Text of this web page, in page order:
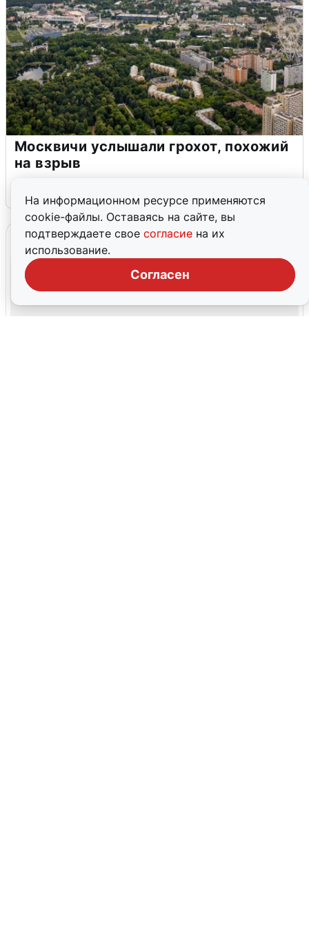
На информационном ресурсе применяются
cookie-файлы. Оставаясь на сайте, вы
подтверждаете свое согласие на их
использование.
Согласен
Москвичи услышали грохот, похожий
на взрыв